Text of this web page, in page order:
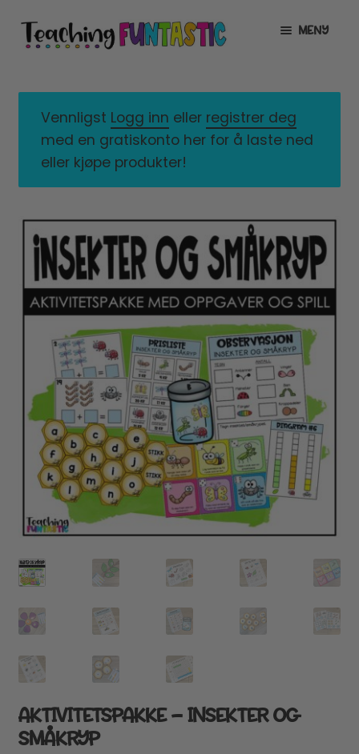
Hopp
til
Hopp
til
MENY
UNDERMENY
MIN KONTO
UNDERMENY
LISENSER
UTVID
UNDERMENY
TIPSHJØRNET
KURS
Vennligst Logg inn eller registrer deg
med en gratiskonto her for å laste ned
eller kjøpe produkter!
AKTIVITETSPAKKE – INSEKTER OG
SMÅKRYP